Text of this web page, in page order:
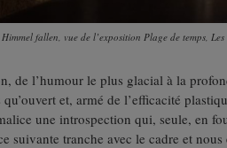
fallen, vue de l’exposition Plage de temps,
de l’humour le plus glacial à la
et, armé de l’efficacité
une introspection qui, seule, en
suivante tranche avec le cadre et